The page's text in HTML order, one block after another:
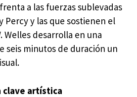
a las fuerzas sublevadas
Percy y las que sostienen el
Welles desarrolla en una
seis minutos de duración un
clave artística